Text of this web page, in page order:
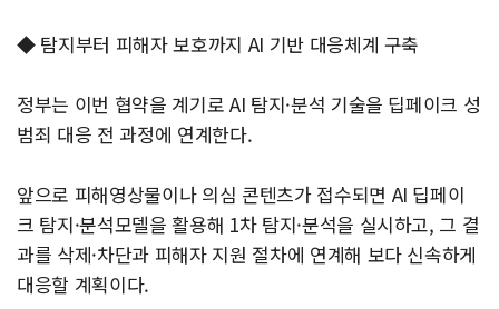
◆ 탐지부터 피해자 보호까지 AI 기반 대응체계 구축
정부는 이번 협약을 계기로 AI 탐지·분석 기술을 딥페이크 성
범죄 대응 전 과정에 연계한다.
앞으로 피해영상물이나 의심 콘텐츠가 접수되면 AI 딥페이
크 탐지·분석모델을 활용해 1차 탐지·분석을 실시하고, 그 결
과를 삭제·차단과 피해자 지원 절차에 연계해 보다 신속하게
대응할 계획이다.